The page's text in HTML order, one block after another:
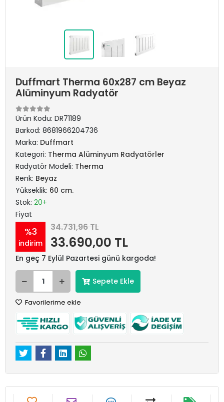
Duffmart Therma 60x287 cm Beyaz
Alüminyum Radyatör
Ürün Kodu: DR71189
Barkod: 8681966204736
Marka: Duffmart
Kategori: Therma Alüminyum Radyatörler
Radyatör Modeli: Therma
Renk: Beyaz
Yükseklik: 60 cm.
Stok: 20+
Fiyat
%3
indirim
34.731,96 TL
33.690,00 TL
En geç 7 Eylül Pazartesi günü kargoda!
Sepete Ekle
Favorilerime ekle